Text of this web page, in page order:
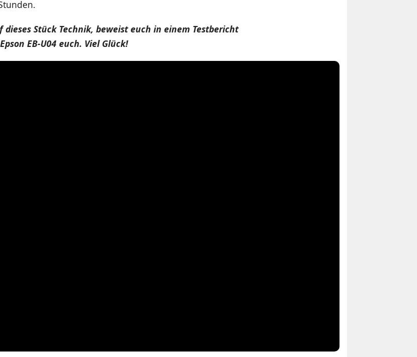
dieses Stück Technik, beweist euch in einem Testbericht
EB-U04 euch. Viel Glück!